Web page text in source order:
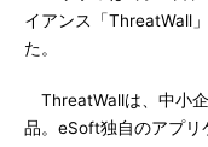
イアンス「ThreatWall
た。
ThreatWallは、中小
品。eSoft独自のアプリ